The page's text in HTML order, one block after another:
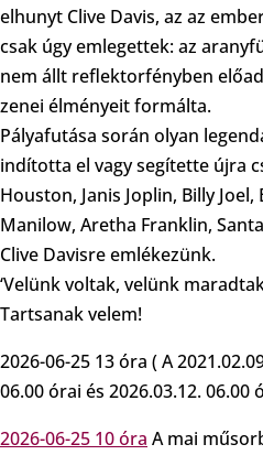
elhunyt Clive Davis, az az
csak úgy emlegettek: az
nem állt reflektorfényben
zenei élményeit formálta.
Pályafutása során olyan
indította el vagy segítette újra
Houston, Janis Joplin, Billy
Manilow, Aretha Franklin,
Clive Davisre emlékezünk.
‘Velünk voltak, velünk
Tartsanak velem!
2026-06-25 13 óra ( A
06.00 órai és 2026.03.12. 06.00
2026-06-25 10 óra A mai